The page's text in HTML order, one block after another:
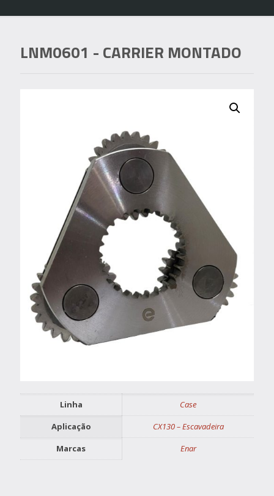
LNM0601 - CARRIER MONTADO
Linha
Case
Aplicação
CX130 – Escavadeira
Marcas
Enar